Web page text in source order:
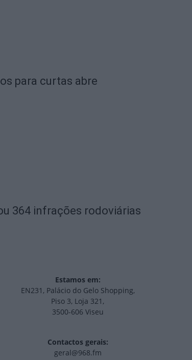
para curtas abre
364 infrações rodoviárias
Estamos em:
EN231, Palácio do Gelo Shopping,
Piso 3, Loja 321,
3500-606 Viseu
Contactos gerais:
geral@968.fm